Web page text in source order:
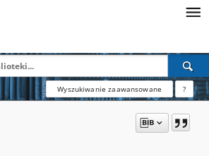
Wyszukiwanie zaawansowane ?